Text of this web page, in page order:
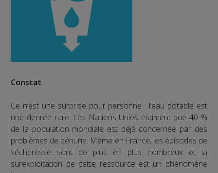
Constat
Ce n’est une surprise pour personne : l’eau potable est
une denrée rare. Les Nations Unies estiment que 40 %
de la population mondiale est déjà concernée par des
problèmes de pénurie. Même en France, les épisodes de
sécheresse sont de plus en plus nombreux et la
surexploitation de cette ressource est un phénomène